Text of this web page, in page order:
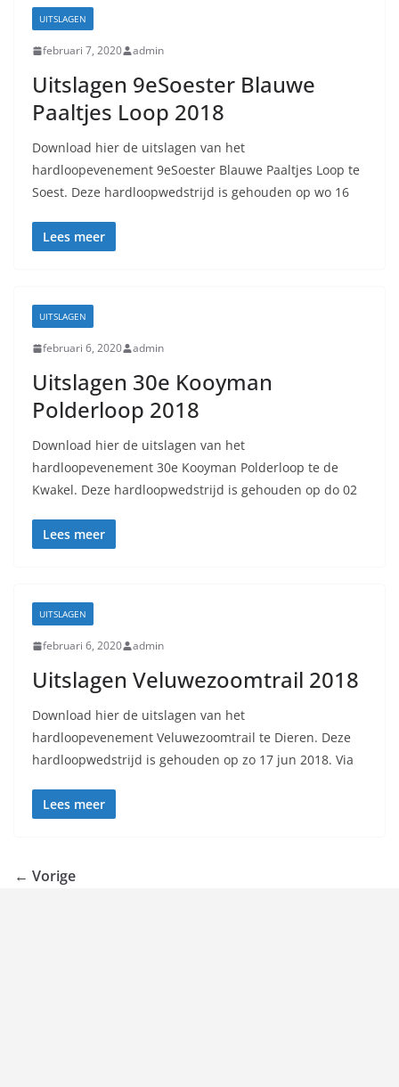
UITSLAGEN
februari 7, 2020 admin
Uitslagen 9eSoester Blauwe
Paaltjes Loop 2018
Download hier de uitslagen van het
hardloopevenement 9eSoester Blauwe Paaltjes Loop te
Soest. Deze hardloopwedstrijd is gehouden op wo 16
Lees meer
UITSLAGEN
februari 6, 2020 admin
Uitslagen 30e Kooyman
Polderloop 2018
Download hier de uitslagen van het
hardloopevenement 30e Kooyman Polderloop te de
Kwakel. Deze hardloopwedstrijd is gehouden op do 02
Lees meer
UITSLAGEN
februari 6, 2020 admin
Uitslagen Veluwezoomtrail 2018
Download hier de uitslagen van het
hardloopevenement Veluwezoomtrail te Dieren. Deze
hardloopwedstrijd is gehouden op zo 17 jun 2018. Via
Lees meer
← Vorige